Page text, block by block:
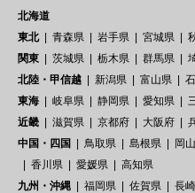
北海道
東北
青森県 岩手県 宮城県
関東
茨城県 栃木県 群馬県
北陸・甲信越
新潟県 富山県
東海
岐阜県 静岡県 愛知県
近畿
滋賀県 京都府 大阪府
中国・四国
鳥取県 島根県 岡
香川県
愛媛県
高知県
九州・沖縄
福岡県 佐賀県 長